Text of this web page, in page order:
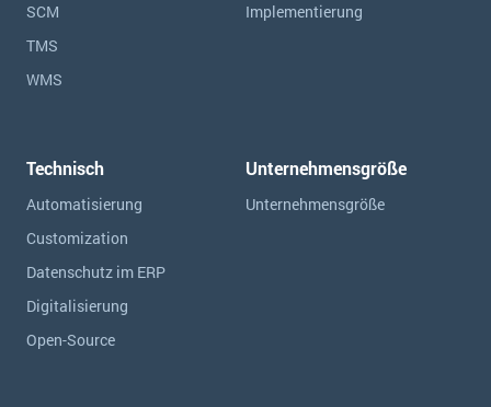
SCM
TMS
WMS
Implementierung
Technisch
Automatisierung
Customization
Datenschutz im ERP
Digitalisierung
Open-Source
Unternehmensgröße
Unternehmensgröße